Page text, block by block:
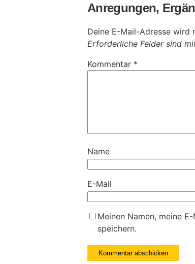
Anregungen,
Deine E-Mail-Adresse
Erforderliche Felder sind
Kommentar *
Name
E-Mail
Meinen Namen, meine
speichern.